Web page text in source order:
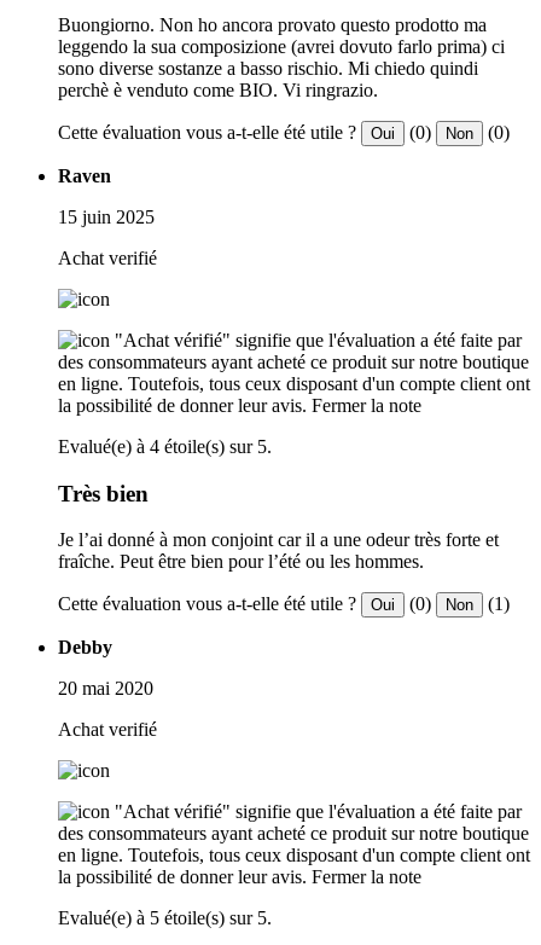
Buongiorno. Non ho ancora provato questo prodotto ma
leggendo la sua composizione (avrei dovuto farlo prima) ci
sono diverse sostanze a basso rischio. Mi chiedo quindi
perchè è venduto come BIO. Vi ringrazio.
Cette évaluation vous a-t-elle été utile ? Oui (0) Non (0)
Raven
15 juin 2025
Achat verifié
"Achat vérifié" signifie que l'évaluation a été faite par
des consommateurs ayant acheté ce produit sur notre boutique
en ligne. Toutefois, tous ceux disposant d'un compte client ont
la possibilité de donner leur avis. Fermer la note
Evalué(e) à 4 étoile(s) sur 5.
Très bien
Je l’ai donné à mon conjoint car il a une odeur très forte et
fraîche. Peut être bien pour l’été ou les hommes.
Cette évaluation vous a-t-elle été utile ? Oui (0) Non (1)
Debby
20 mai 2020
Achat verifié
"Achat vérifié" signifie que l'évaluation a été faite par
des consommateurs ayant acheté ce produit sur notre boutique
en ligne. Toutefois, tous ceux disposant d'un compte client ont
la possibilité de donner leur avis. Fermer la note
Evalué(e) à 5 étoile(s) sur 5.